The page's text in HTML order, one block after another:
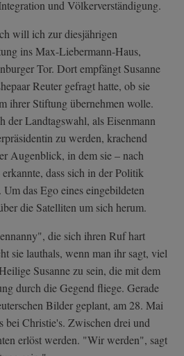
und Völkerverständigung.
will ich zur diesjährigen
ins Max-Liebermann-Haus,
Tor. Dort empfängt Susanne
Reuter gefragt hatte, ob sie
ihrer Stiftung übernehmen wolle.
der Landtagswahl, als Eisenmann
zu werden, krachend
Augenblick, in dem sie – nach
dass sich in der Politik
das Ego eines eingebildeten
die Satelliten um sich herum.
die sich ihren Ruf hart
sie lauthals, wenn man ihr sagt, viel
Susanne zu sein, die mit dem
durch die Gegend fliege. Gerade
Bilder geplant, am 28. Mai
bei Christie's. Zwischen drei und
erlöst werden. "Wir werden", sagt